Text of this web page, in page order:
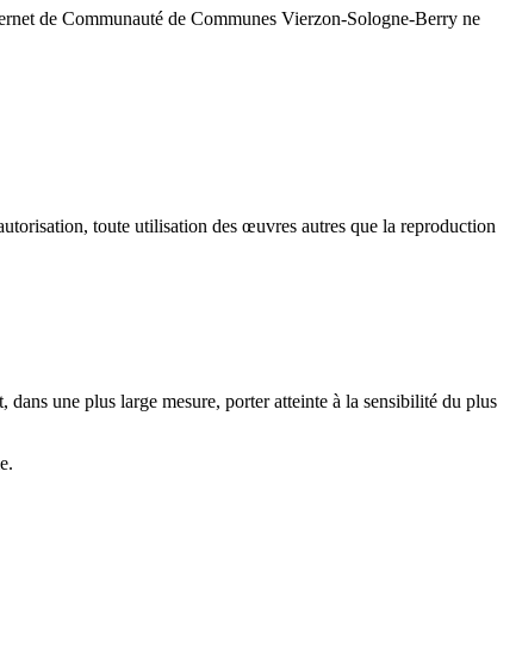
de Communauté de Communes Vierzon-Sologne-Berry ne
toute utilisation des œuvres autres que la reproduction
une plus large mesure, porter atteinte à la sensibilité du plus